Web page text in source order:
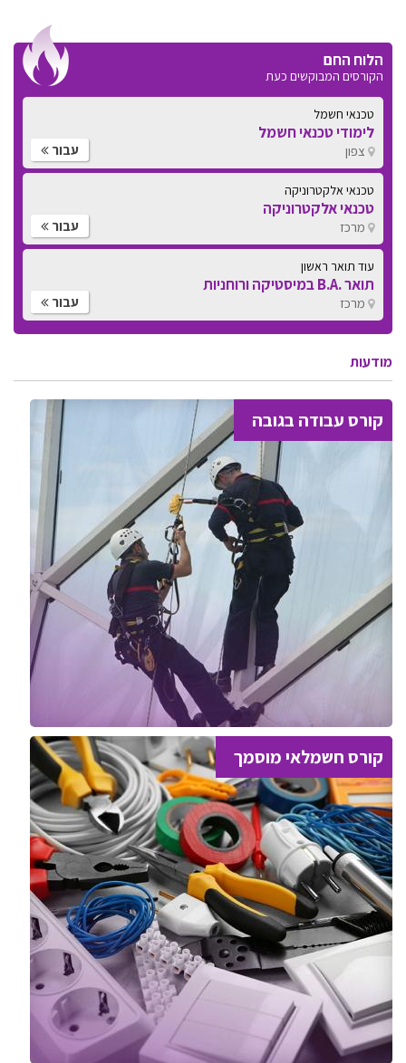
הלוח החם
הקורסים המבוקשים כעת
טכנאי חשמל
לימודי טכנאי חשמל
צפון עבור
טכנאי אלקטרוניקה
טכנאי אלקטרוניקה
מרכז עבור
עוד תואר ראשון
תואר .B.A במיסטיקה ורוחניות
מרכז עבור
מודעות
קורס עבודה בגובה
קורס חשמלאי מוסמך